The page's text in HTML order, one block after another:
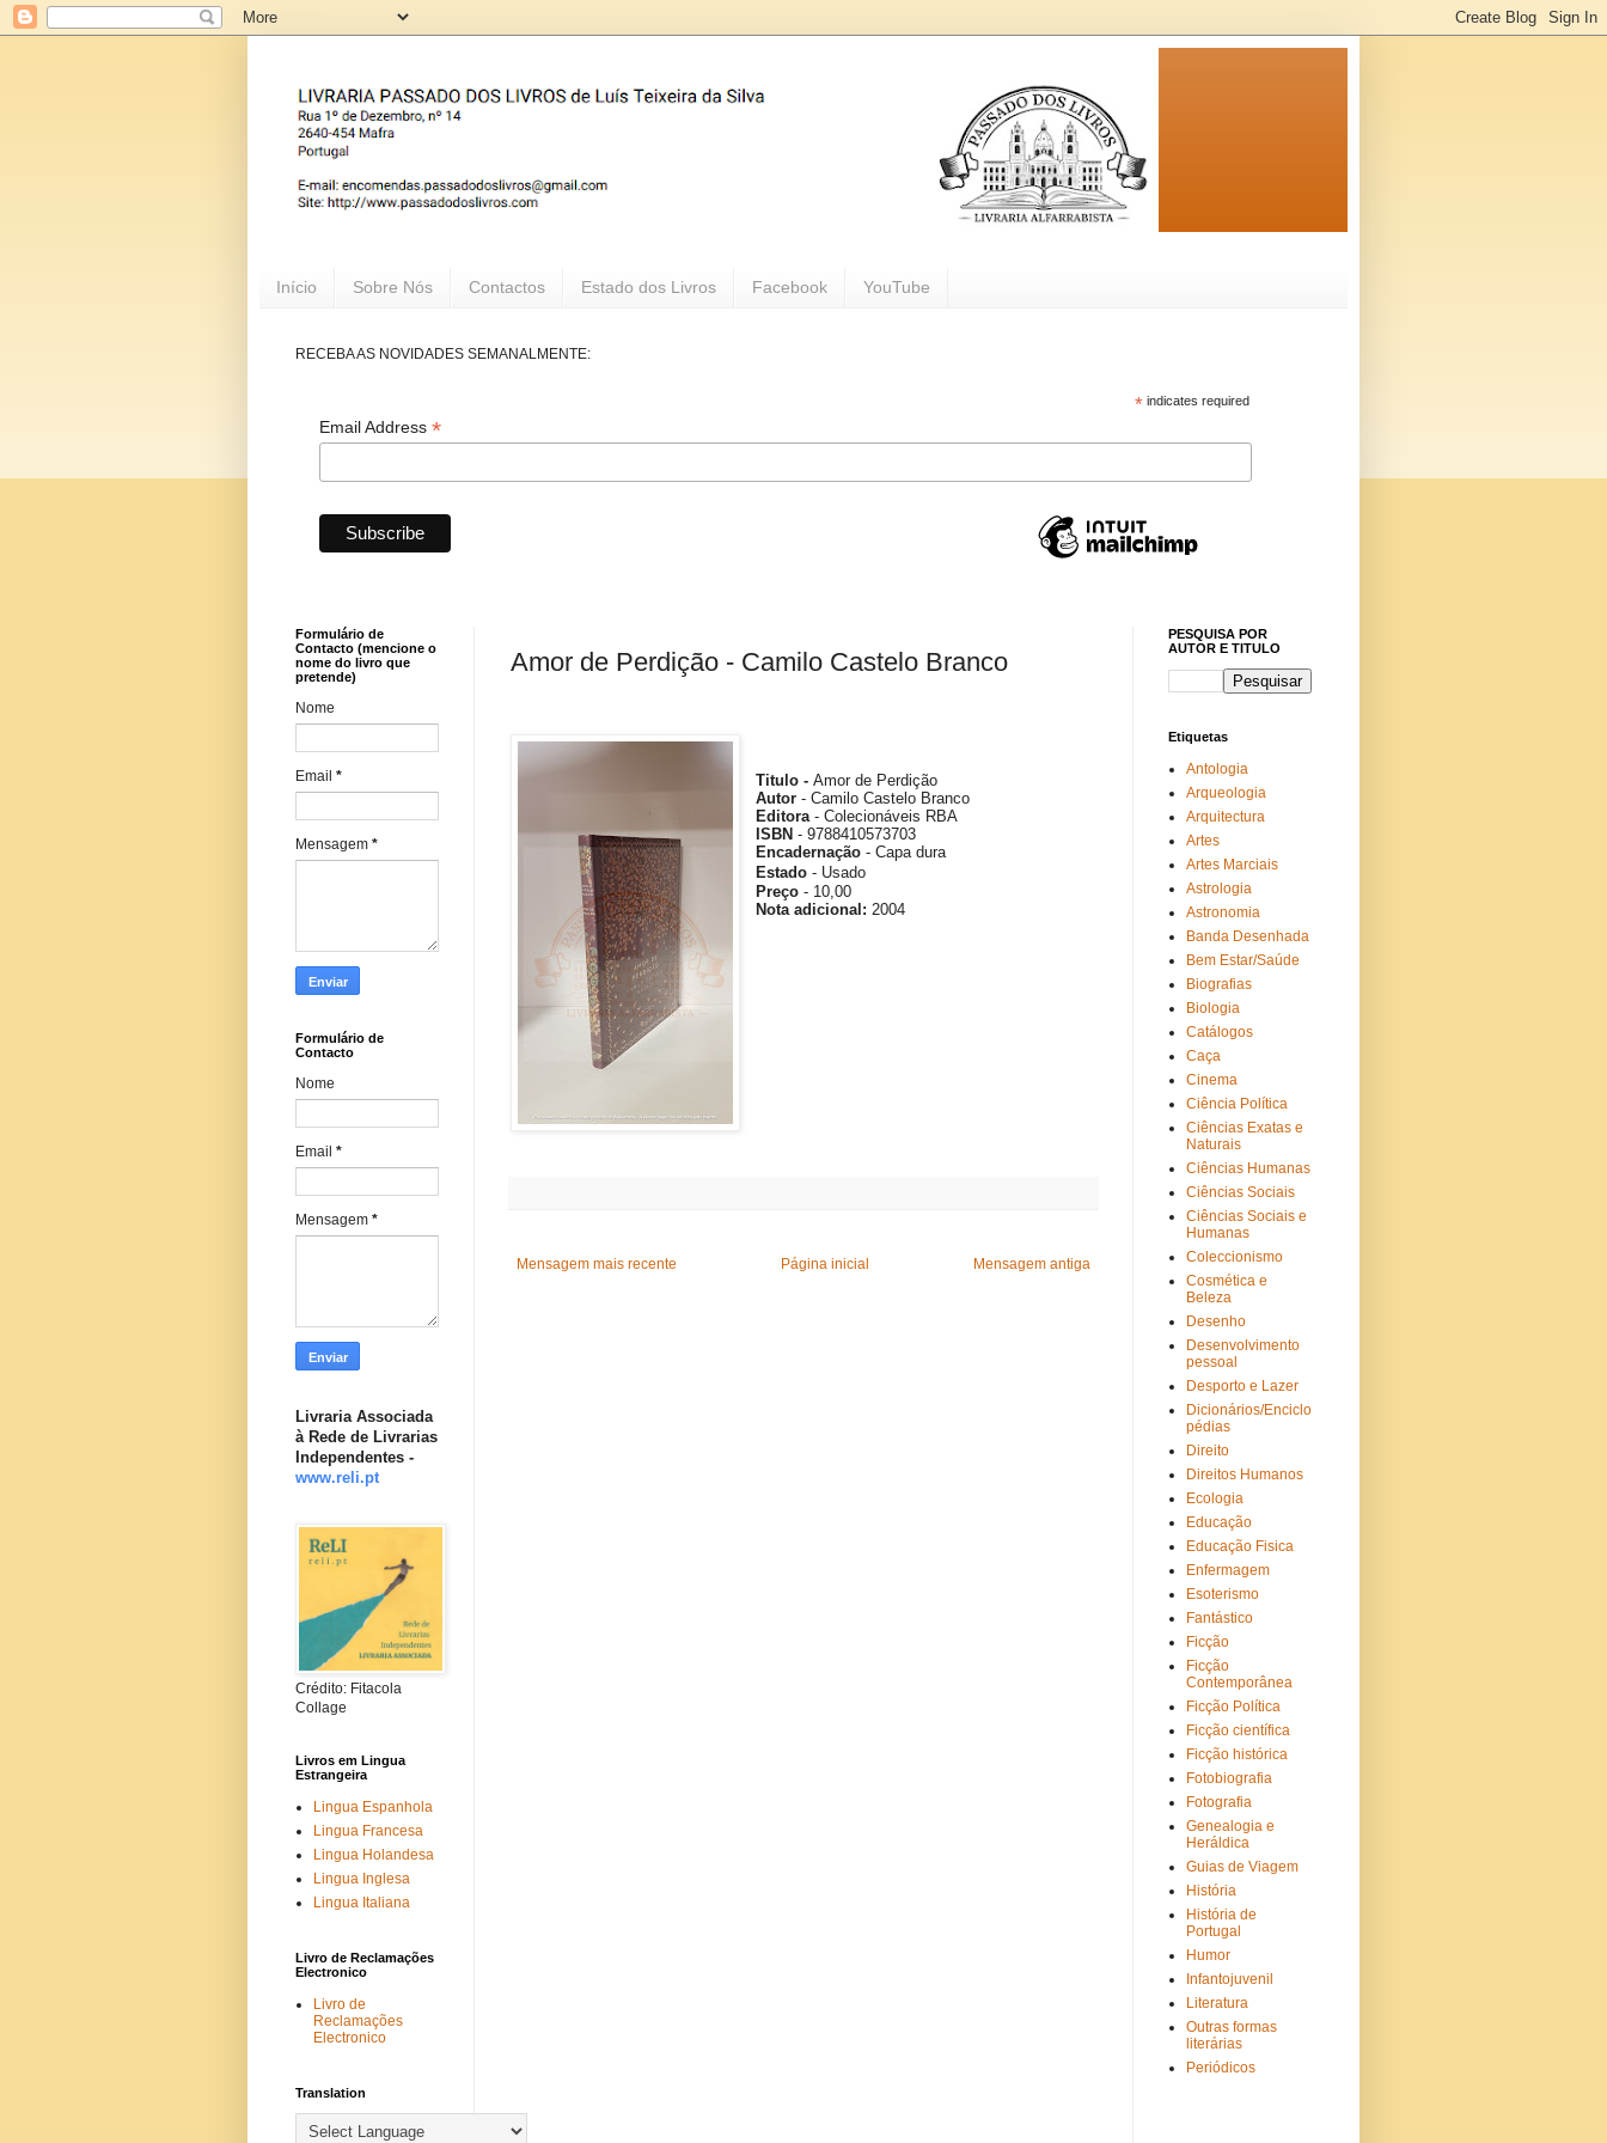
Início Sobre Nós Contactos Estado dos Livros Facebook YouTube
RECEBA AS NOVIDADES SEMANALMENTE:
*indicates required
Email Address *
Amor de Perdição - Camilo Castelo Branco
Titulo -Amor de Perdição
Autor - Camilo Castelo Branco
Editora- Colecionáveis RBA
ISBN - 9788410573703
Encadernação - Capa dura
Estado - Usado
Preço - 10,00
Notaadicional :2004
Mensagem mais recente Mensagem antiga
Página inicial
Formulário de
Contacto (mencione o
nome do livro que
pretende)
Nome
Email *
Mensagem *
Formulário de
Contacto
Nome
Email *
Mensagem *
Livraria Associada
à Rede de Livrarias
Independentes -
www.reli.pt
Crédito: Fitacola
Collage
Livros em Lingua
Estrangeira
Lingua Espanhola
Lingua Francesa
Lingua Holandesa
Lingua Inglesa
Lingua Italiana
Livro de Reclamações
Electronico
Livro de
Reclamações
Electronico
Translation
PESQUISA POR
AUTOR E TITULO
Etiquetas
Antologia
Arqueologia
Arquitectura
Artes
Artes Marciais
Astrologia
Astronomia
Banda Desenhada
Bem Estar/Saúde
Biografias
Biologia
Catálogos
Caça
Cinema
Ciência Política
Ciências Exatas e
Naturais
Ciências Humanas
Ciências Sociais
Ciências Sociais e
Humanas
Coleccionismo
Cosmética e
Beleza
Desenho
Desenvolvimento
pessoal
Desporto e Lazer
Dicionários/Enciclo
pédias
Direito
Direitos Humanos
Ecologia
Educação
Educação Fisica
Enfermagem
Esoterismo
Fantástico
Ficção
Ficção
Contemporânea
Ficção Política
Ficção científica
Ficção histórica
Fotobiografia
Fotografia
Genealogia e
Heráldica
Guias de Viagem
História
História de
Portugal
Humor
Infantojuvenil
Literatura
Outras formas
literárias
Periódicos